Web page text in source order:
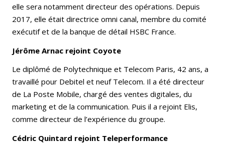
elle sera notamment directeur des opérations. Depuis
2017, elle était directrice omni canal, membre du comité
exécutif et de la banque de détail HSBC France.
Jérôme Arnac rejoint Coyote
Le diplômé de Polytechnique et Telecom Paris, 42 ans, a
travaillé pour Debitel et neuf Telecom. Il a été directeur
de La Poste Mobile, chargé des ventes digitales, du
marketing et de la communication. Puis il a rejoint Elis,
comme directeur de l’expérience du groupe.
Cédric Quintard rejoint Teleperformance